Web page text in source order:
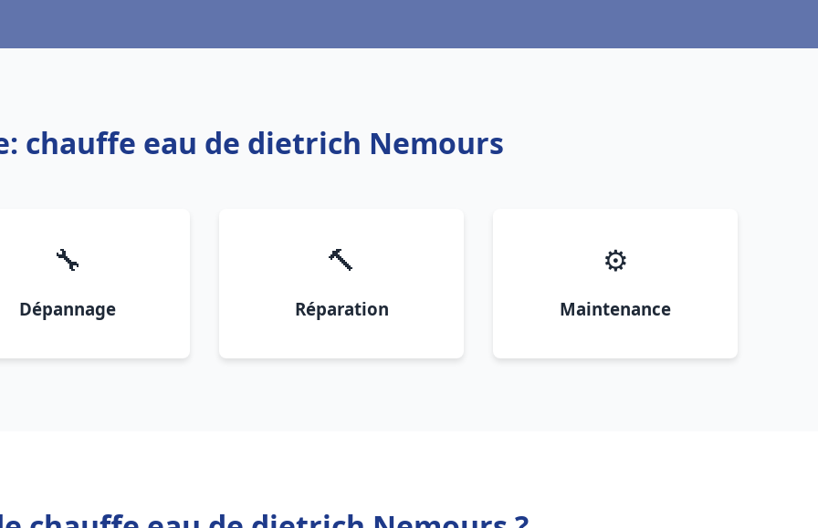
chauffe eau de dietrich Nemours
🔧
Dépannage
🔨
Réparation
⚙️
Maintenance